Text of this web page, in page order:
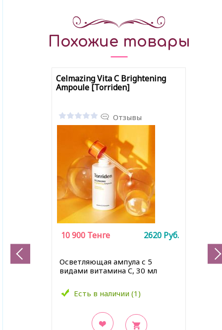
Похожие товары
Celmazing Vita С Brightening
Ampoule [Torriden]
Отзывы
Осветляющая ампула с 5
видами витамина C, 30 мл
Есть в наличии (1)
10 900 Тенге 2620 Руб.